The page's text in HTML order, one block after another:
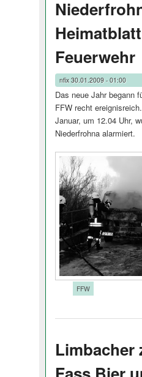
Feuerwehr
nfix30.01.2009 - 01:00
Das neue Jahr begann
FFW recht
Januar, um 12.04 Uhr,
Niederfrohna alarmiert.
FFW
Limbacher